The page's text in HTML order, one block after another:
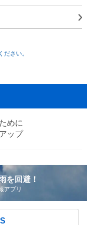
さい。
めに
ップ
を回避！
アプリ